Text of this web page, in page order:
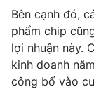
Nhân vật
Khán giả
Giải sao mai
Âm nhạc
Sao
Đời sống
Du lịch
Làm đẹp
Giáo dục
Tuyển sinh
Bên cạnh đó,
phẩm chip
lợi nhuận này.
kinh doanh
công bố vào